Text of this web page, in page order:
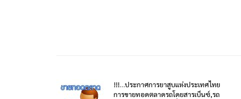
!!!…ประกาศการยาสูบแห่งประเทศไทย
การขายทอดตลาดรถโดยสารเบ็นซ์,รถ